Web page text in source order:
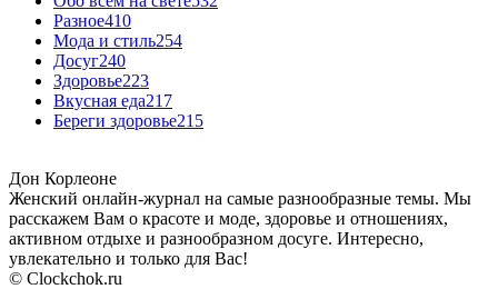
Разное410
Мода и стиль254
Досуг240
Здоровье223
Вкусная еда217
Береги здоровье215
Дон Корлеоне
Женский онлайн-журнал на самые разнообразные темы. Мы
расскажем Вам о красоте и моде, здоровье и отношениях,
активном отдыхе и разнообразном досуге. Интересно,
увлекательно и только для Вас!
© Clockchok.ru